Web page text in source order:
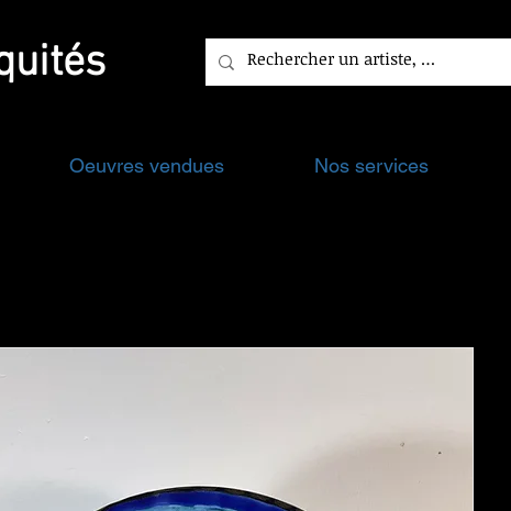
Oeuvres vendues Nos services